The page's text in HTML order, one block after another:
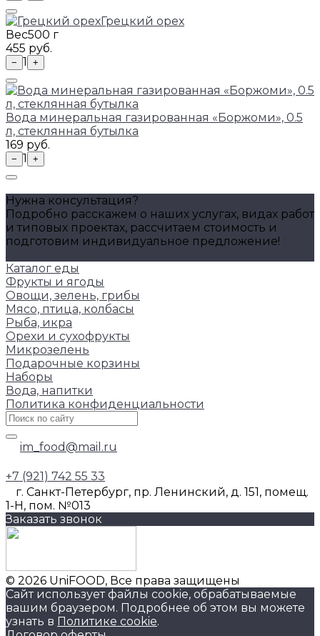
Грецкий орех
Вес500 г
455 руб.
− 1 +
Вода минеральная газированная «Боржоми», 0.5
л, стеклянная бутылка
169 руб.
− 1 +
Нужна консультация?
Подробно расскажем о наших услугах, видах работ
и типовых проектах, рассчитаем стоимость и
подготовим индивидуальное предложение!
Каталог еды
Фрукты и ягоды
Овощи, зелень, грибы
Мясо, птица, колбасы
Рыба, икра
Орехи и сухофрукты
Микрозелень
Подарочные корзины
Наборы
Вода, напитки
Политика конфиденциальности
im_food@mail.ru
+7 (921) 742 55 33
г. Санкт-Петербург, пр. Ленинский, д. 151, помещ.
1-Н, пом. №013
Заказать звонок
© 2026 UniFOOD, Все права защищены
Сайт использует файлы cookie, обрабатываемые
вашим браузером. Подробнее об этом вы можете
узнать в Политике cookie.